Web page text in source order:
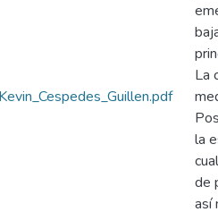
La
la
de
así